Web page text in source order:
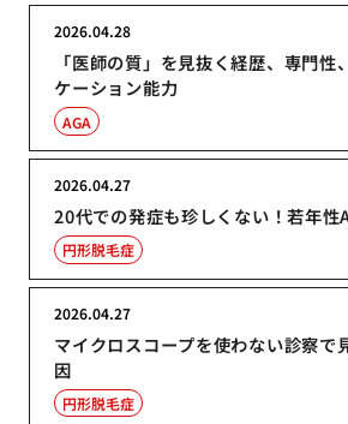
「医師の質」を見抜く経歴、専門性
ケーション能力
2026.04.28
AGA
20代での発症も珍しくない！若年性
2026.04.27
円形脱毛症
マイクロスコープを使わない診察で
因
2026.04.27
円形脱毛症